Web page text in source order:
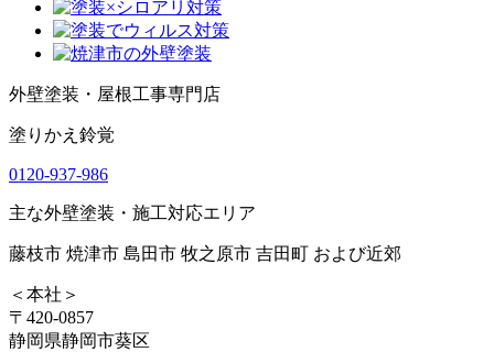
外壁塗装・屋根工事専門店
塗りかえ鈴覚
0120-937-986
主な外壁塗装・施工対応エリア
藤枝市 焼津市 島田市 牧之原市 吉田町 および近郊
＜本社＞
〒420-0857
静岡県静岡市葵区